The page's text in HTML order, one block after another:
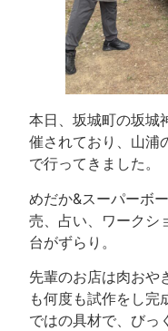
本日、坂城町の坂城
催されており、山浦
で行ってきました。
めだか&スーパーボ
売、占い、ワークシ
台がずらり。
先輩のお店は肉おや
も何度も試作をし完
ではの具材で、びっ